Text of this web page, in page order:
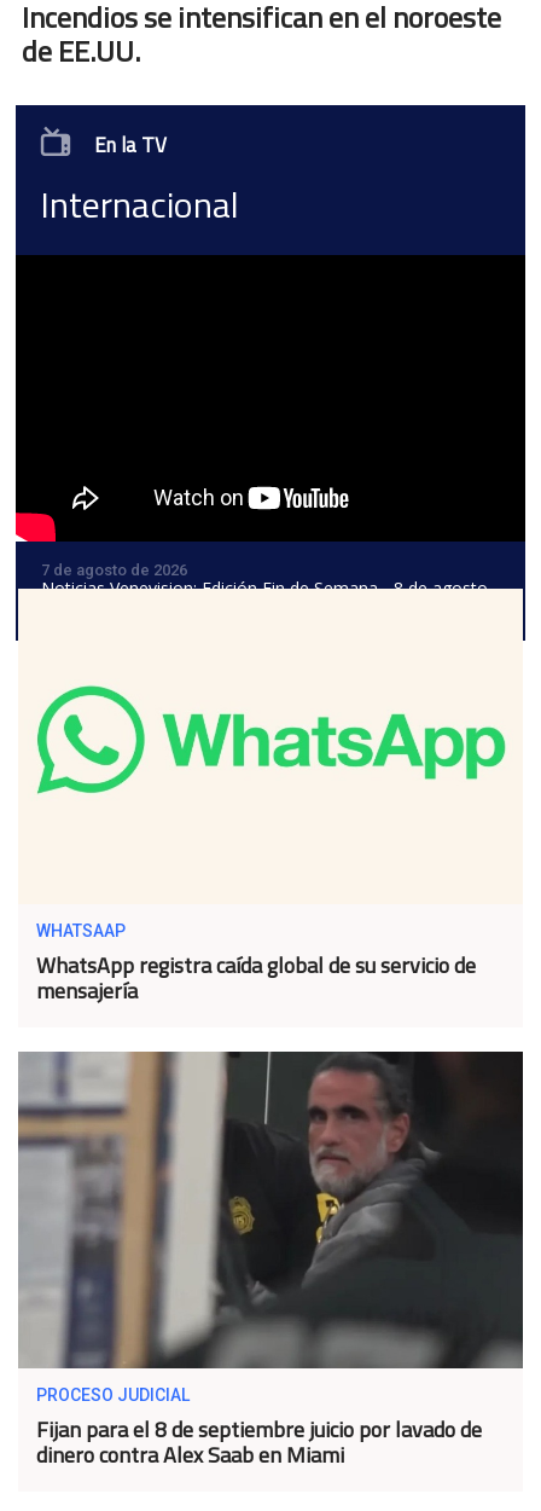
Incendios se intensifican en el noroeste
de EE.UU.
En la TV
Internacional
7 de agosto de 2026
Noticias Venevision: Edición Fin de Semana - 8 de agosto
WHATSAAP
WhatsApp registra caída global de su servicio de
mensajería
PROCESO JUDICIAL
Fijan para el 8 de septiembre juicio por lavado de
dinero contra Alex Saab en Miami